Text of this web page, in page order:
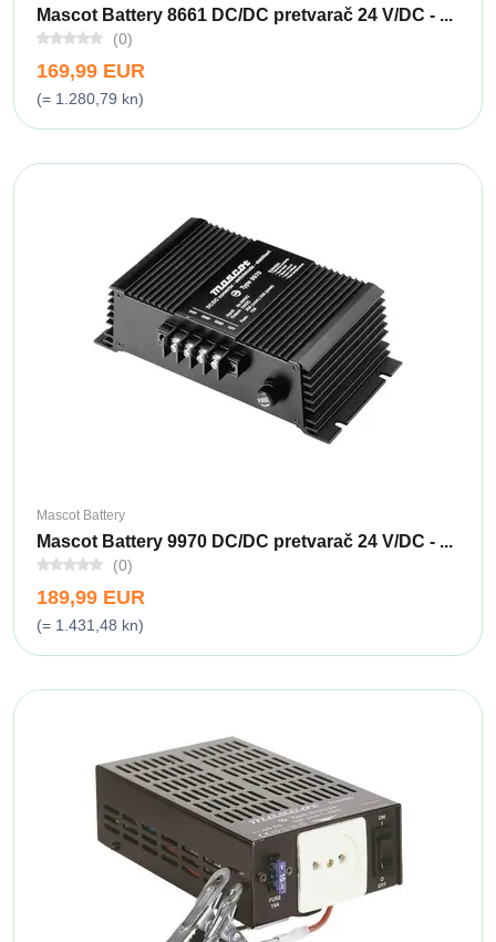
Mascot Battery 8661 DC/DC pretvarač 24 V/DC - ...
(0)
169,99 EUR
(= 1.280,79 kn)
Mascot Battery
Mascot Battery 9970 DC/DC pretvarač 24 V/DC - ...
(0)
189,99 EUR
(= 1.431,48 kn)